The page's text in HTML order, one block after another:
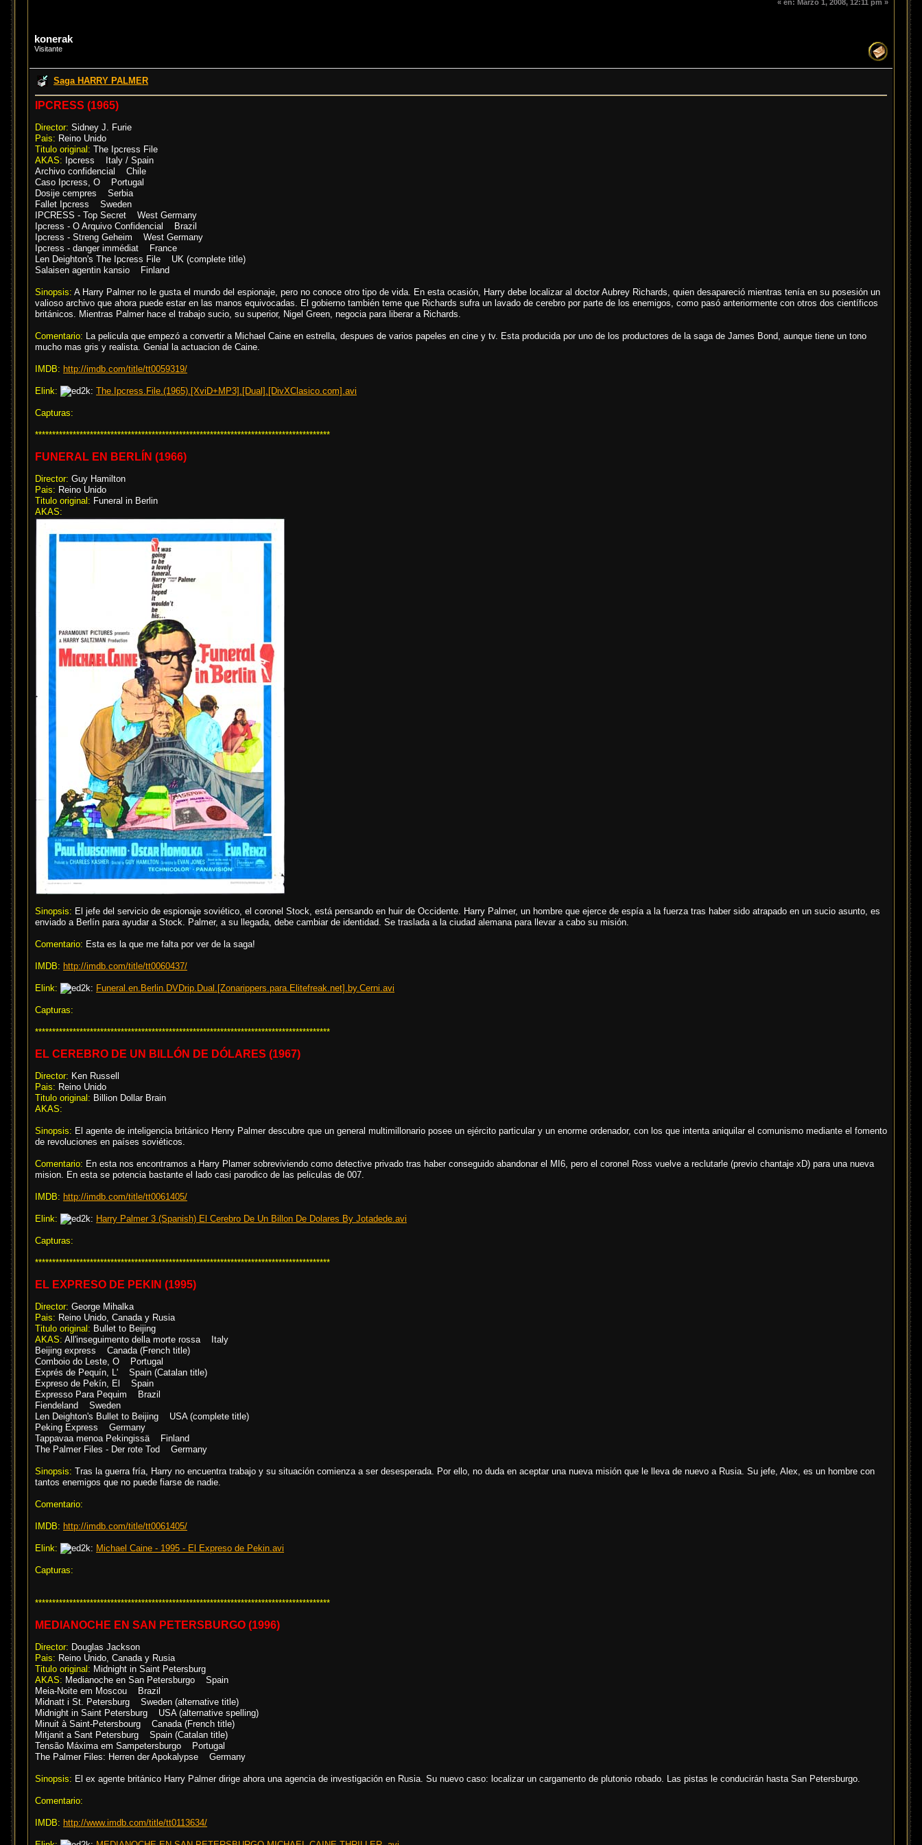
« en: Marzo 1, 2008, 12:11 pm »
konerak
Visitante
Saga HARRY PALMER
IPCRESS (1965)
Director: Sidney J. Furie
Pais: Reino Unido
Titulo original: The Ipcress File
AKAS: Ipcress Italy / Spain
Archivo confidencial Chile
Caso Ipcress, O Portugal
Dosije cempres Serbia
Fallet Ipcress Sweden
IPCRESS - Top Secret West Germany
Ipcress - O Arquivo Confidencial Brazil
Ipcress - Streng Geheim West Germany
Ipcress - danger immédiat France
Len Deighton's The Ipcress File UK (complete title)
Salaisen agentin kansio Finland
Sinopsis: A Harry Palmer no le gusta el mundo del espionaje, pero no conoce otro tipo de vida. En esta ocasión, Harry debe localizar al doctor Aubrey Richards, quien desapareció mientras tenía en su posesión un
valioso archivo que ahora puede estar en las manos equivocadas. El gobierno también teme que Richards sufra un lavado de cerebro por parte de los enemigos, como pasó anteriormente con otros dos científicos
británicos. Mientras Palmer hace el trabajo sucio, su superior, Nigel Green, negocia para liberar a Richards.
Comentario: La pelicula que empezó a convertir a Michael Caine en estrella, despues de varios papeles en cine y tv. Esta producida por uno de los productores de la saga de James Bond, aunque tiene un tono
mucho mas gris y realista. Genial la actuacion de Caine.
IMDB: http://imdb.com/title/tt0059319/
Elink: The.Ipcress.File.(1965).[XviD+MP3].[Dual].[DivXClasico.com].avi
Capturas:
**************************************************************************************
FUNERAL EN BERLÍN (1966)
Director: Guy Hamilton
Pais: Reino Unido
Titulo original: Funeral in Berlin
AKAS:
Sinopsis: El jefe del servicio de espionaje soviético, el coronel Stock, está pensando en huir de Occidente. Harry Palmer, un hombre que ejerce de espía a la fuerza tras haber sido atrapado en un sucio asunto, es
enviado a Berlín para ayudar a Stock. Palmer, a su llegada, debe cambiar de identidad. Se traslada a la ciudad alemana para llevar a cabo su misión.
Comentario: Esta es la que me falta por ver de la saga!
IMDB: http://imdb.com/title/tt0060437/
Elink: Funeral.en.Berlin.DVDrip.Dual.[Zonarippers.para.Elitefreak.net].by.Cerni.avi
Capturas:
**************************************************************************************
EL CEREBRO DE UN BILLÓN DE DÓLARES (1967)
Director: Ken Russell
Pais: Reino Unido
Titulo original: Billion Dollar Brain
AKAS:
Sinopsis: El agente de inteligencia británico Henry Palmer descubre que un general multimillonario posee un ejército particular y un enorme ordenador, con los que intenta aniquilar el comunismo mediante el fomento
de revoluciones en países soviéticos.
Comentario: En esta nos encontramos a Harry Plamer sobreviviendo como detective privado tras haber conseguido abandonar el MI6, pero el coronel Ross vuelve a reclutarle (previo chantaje xD) para una nueva
mision. En esta se potencia bastante el lado casi parodico de las peliculas de 007.
IMDB: http://imdb.com/title/tt0061405/
Elink: Harry Palmer 3 (Spanish) El Cerebro De Un Billon De Dolares By Jotadede.avi
Capturas:
**************************************************************************************
EL EXPRESO DE PEKIN (1995)
Director: George Mihalka
Pais: Reino Unido, Canada y Rusia
Titulo original: Bullet to Beijing
AKAS: All'inseguimento della morte rossa Italy
Beijing express Canada (French title)
Comboio do Leste, O Portugal
Exprés de Pequín, L' Spain (Catalan title)
Expreso de Pekín, El Spain
Expresso Para Pequim Brazil
Fiendeland Sweden
Len Deighton's Bullet to Beijing USA (complete title)
Peking Express Germany
Tappavaa menoa Pekingissä Finland
The Palmer Files - Der rote Tod Germany
Sinopsis: Tras la guerra fría, Harry no encuentra trabajo y su situación comienza a ser desesperada. Por ello, no duda en aceptar una nueva misión que le lleva de nuevo a Rusia. Su jefe, Alex, es un hombre con
tantos enemigos que no puede fiarse de nadie.
Comentario:
IMDB: http://imdb.com/title/tt0061405/
Elink: Michael Caine - 1995 - El Expreso de Pekin.avi
Capturas:
**************************************************************************************
MEDIANOCHE EN SAN PETERSBURGO (1996)
Director: Douglas Jackson
Pais: Reino Unido, Canada y Rusia
Titulo original: Midnight in Saint Petersburg
AKAS: Medianoche en San Petersburgo Spain
Meia-Noite em Moscou Brazil
Midnatt i St. Petersburg Sweden (alternative title)
Midnight in Saint Petersburg USA (alternative spelling)
Minuit à Saint-Petersbourg Canada (French title)
Mitjanit a Sant Petersburg Spain (Catalan title)
Tensão Máxima em Sampetersburgo Portugal
The Palmer Files: Herren der Apokalypse Germany
Sinopsis: El ex agente británico Harry Palmer dirige ahora una agencia de investigación en Rusia. Su nuevo caso: localizar un cargamento de plutonio robado. Las pistas le conducirán hasta San Petersburgo.
Comentario:
IMDB: http://www.imdb.com/title/tt0113634/